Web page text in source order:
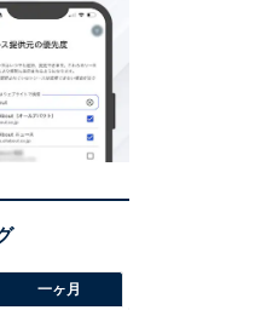
一ヶ月